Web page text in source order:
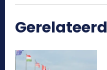
Gerelateerd